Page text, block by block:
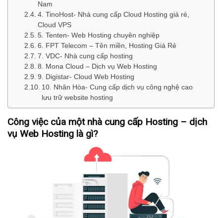
Nam
4. TinoHost- Nhà cung cấp Cloud Hosting giá rẻ,
Cloud VPS
5. Tenten- Web Hosting chuyên nghiệp
6. FPT Telecom – Tên miền, Hosting Giá Rẻ
7. VDC- Nhà cung cấp hosting
8. Mona Cloud – Dịch vụ Web Hosting
9. Digistar- Cloud Web Hosting
10. Nhân Hòa- Cung cấp dịch vụ công nghệ cao
lưu trữ website hosting
Công việc của một nhà cung cấp Hosting – dịch
vụ Web Hosting là gì?